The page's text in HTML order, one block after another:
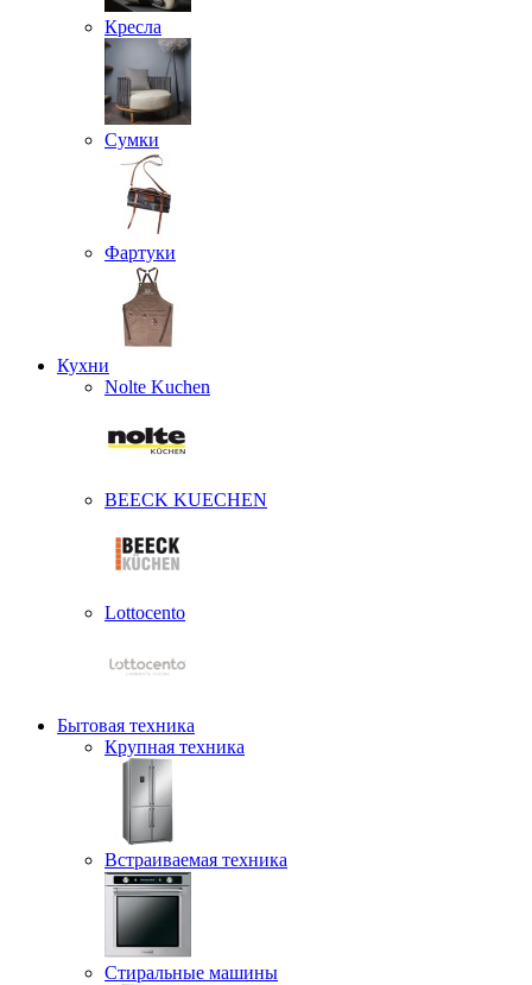
Кресла
Сумки
Фартуки
Кухни
Nolte Kuchen
BEECK KUECHEN
Lottocento
Бытовая техника
Крупная техника
Встраиваемая техника
Стиральные машины